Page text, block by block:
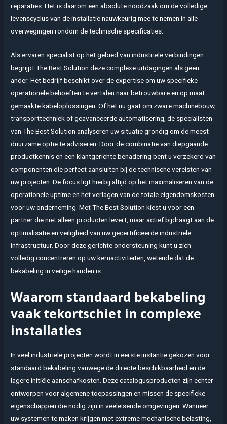
reparaties. Het is daarom een absolute noodzaak om de volledige
levenscyclus van de installatie nauwkeurig mee te nemen in alle
overwegingen rondom de technische specificaties.
Als ervaren specialist op het gebied van industriële verbindingen
begrijpt The Best Solution deze complexe uitdagingen als geen
ander. Het bedrijf beschikt over de expertise om uw specifieke
operationele behoeften te vertalen naar betrouwbare en op maat
gemaakte kabeloplossingen. Of het nu gaat om zware machinebouw,
transporttechniek of geavanceerde automatisering, de specialisten
van The Best Solution analyseren uw situatie grondig om de meest
duurzame optie te adviseren. Door de combinatie van diepgaande
productkennis en een klantgerichte benadering bent u verzekerd van
componenten die perfect aansluiten bij de technische vereisten van
uw projecten. De focus ligt hierbij altijd op het maximaliseren van de
operationele uptime en het verlagen van de totale eigendomskosten
voor uw onderneming. Met The Best Solution kiest u voor een
partner die niet alleen producten levert, maar actief bijdraagt aan de
optimalisatie en veiligheid van uw gecertificeerde industriële
infrastructuur. Door deze gerichte ondersteuning kunt u zich
volledig concentreren op uw kernactiviteiten, wetende dat de
bekabeling in veilige handen is.
Waarom standaard bekabeling
vaak tekortschiet in complexe
installaties
In veel industriële projecten wordt in eerste instantie gekozen voor
standaard bekabeling vanwege de directe beschikbaarheid en de
lagere initiële aanschafkosten. Deze catalogusproducten zijn echter
ontworpen voor algemene toepassingen en missen de specifieke
eigenschappen die nodig zijn in veeleisende omgevingen. Wanneer
uw systemen te maken krijgen met extreme mechanische belasting,